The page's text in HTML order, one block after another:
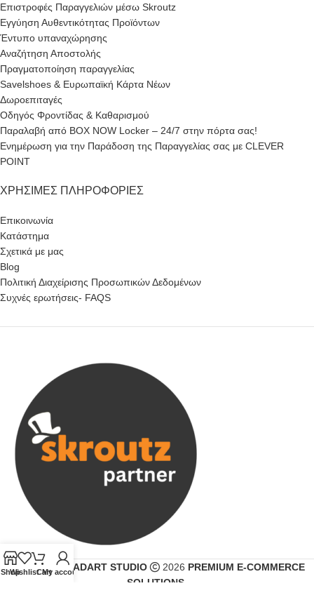
Επιστροφές Παραγγελιών μέσω Skroutz
Εγγύηση Αυθεντικότητας Προϊόντων
Έντυπο υπαναχώρησης
Αναζήτηση Αποστολής
Πραγματοποίηση παραγγελίας
Savelshoes & Ευρωπαϊκή Κάρτα Νέων
Δωροεπιταγές
Οδηγός Φροντίδας & Καθαρισμού
Παραλαβή από BOX NOW Locker – 24/7 στην πόρτα σας!
Ενημέρωση για την Παράδοση της Παραγγελίας σας με CLEVER
POINT
ΧΡΉΣΙΜΕΣ ΠΛΗΡΟΦΟΡΊΕΣ
Επικοινωνία
Κατάστημα
Σχετικά με μας
Blog
Πολιτική Διαχείρισης Προσωπικών Δεδομένων
Συχνές ερωτήσεις- FAQS
CREATED BY ADART STUDIO 2026 PREMIUM E-COMMERCE
SOLUTIONS
ShopWishlistCart
My account